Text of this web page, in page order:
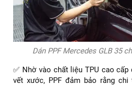
Dán PPF Mercedes GLB 35
✅ Nhờ vào chất liệu TPU cao
vết xước, PPF đảm bảo rằng